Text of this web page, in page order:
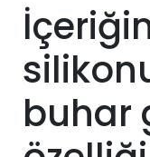
buhar